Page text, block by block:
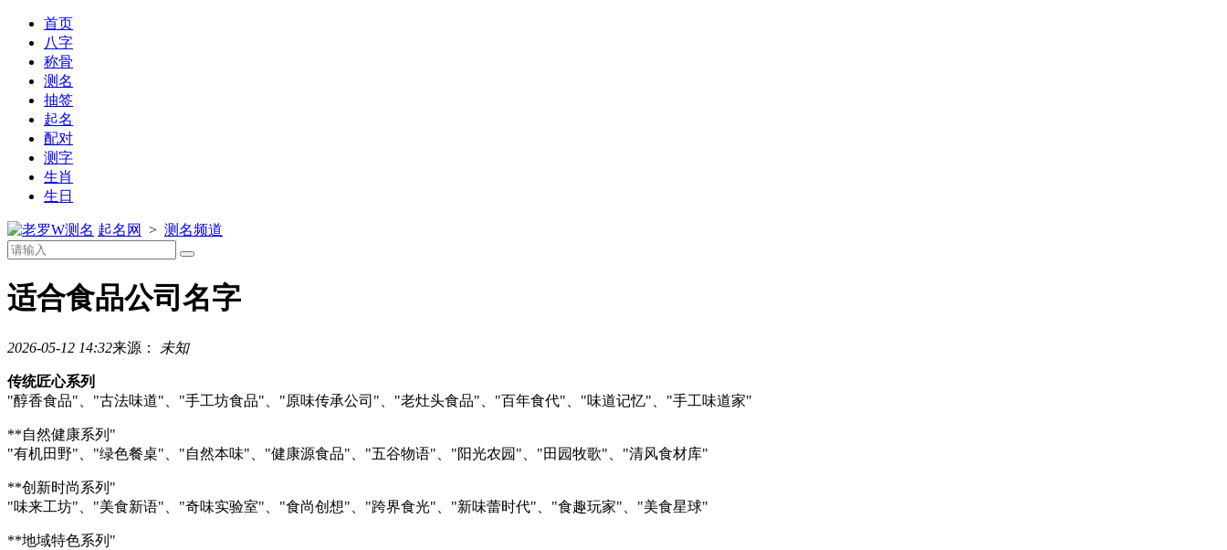
首页
八字
称骨
测名
抽签
起名
配对
测字
生肖
生日
测名 起名网 > 测名频道
适合食品公司名字
2026-05-12 14:32来源： 未知
传统匠心系列
"醇香食品"、"古法味道"、"手工坊食品"、"原味传承公司"、"老灶头食品"、"百年食代"、"味道记忆"、"手工味道家"
**自然健康系列"
"有机田野"、"绿色餐桌"、"自然本味"、"健康源食品"、"五谷物语"、"阳光农园"、"田园牧歌"、"清风食材库"
**创新时尚系列"
"味来工坊"、"美食新语"、"奇味实验室"、"食尚创想"、"跨界食光"、"新味蕾时代"、"食趣玩家"、"美食星球"
**地域特色系列"